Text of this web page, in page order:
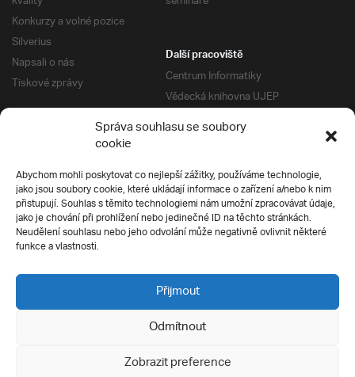
Správa souhlasu se soubory
cookie
Abychom mohli poskytovat co nejlepší zážitky, používáme technologie,
jako jsou soubory cookie, které ukládají informace o zařízení a/nebo k nim
přistupují. Souhlas s těmito technologiemi nám umožní zpracovávat údaje,
jako je chování při prohlížení nebo jedinečné ID na těchto stránkách.
Neudělení souhlasu nebo jeho odvolání může negativně ovlivnit některé
funkce a vlastnosti.
Přijmout
Odmítnout
Zobrazit preference
Konkurzy a volné pozice
Silverius
Napsali o nás
Tiskové zprávy
Další pracoviště
Centrum Informatiky
Vědecká knihovna UJEP
Správa kolejí a menz
Univerzitní centrum podpory
Silverius
Pro uchazeče
Přijímací řízení
E-prihlaska
Přípravné kurzy
Ochrana soukromí
Všechna práva vyhrazena